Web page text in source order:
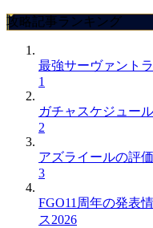
攻略記事ランキング
最強サーヴァント
1
ガチャスケジュー
2
アズライールの評
3
FGO11周年の発表
ス2026